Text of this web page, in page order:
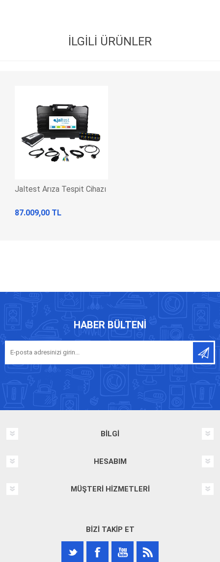
İLGILI ÜRÜNLER
Jaltest Arıza Tespit Cihazı
87.009,00 TL
HABER BÜLTENI
BILGI
HESABIM
MÜŞTERI HIZMETLERI
BIZI TAKIP ET